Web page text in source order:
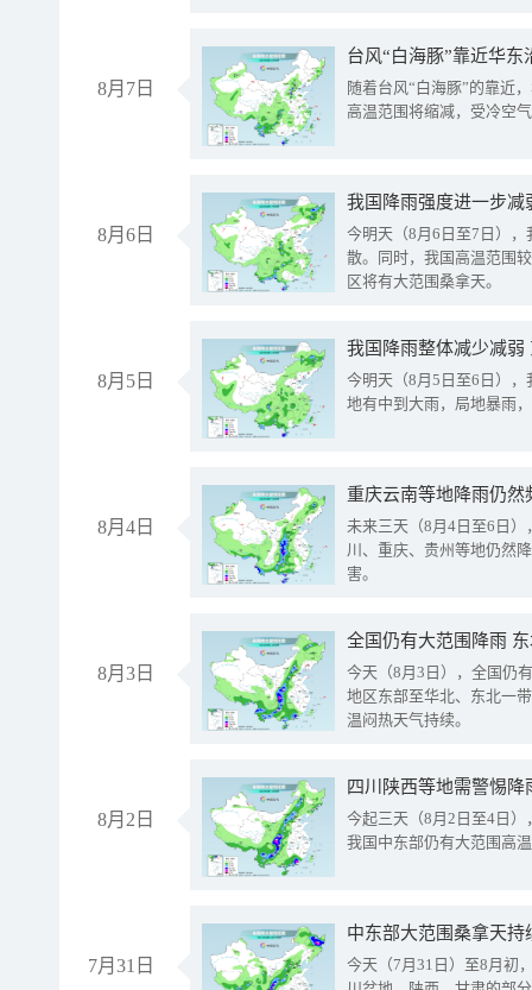
8月7日
台风“白海豚”靠近华
随着台风“白海豚”的靠近
高温范围将缩减，受冷空
8月6日
今明天（8月6日至7日）
散。同时，我国高温范围
区将有大范围桑拿天。
8月5日
我国降雨整体减少减弱
今明天（8月5日至6日）
地有中到大雨，局地暴雨
8月4日
重庆云南等地降雨仍然
未来三天（8月4日至6日
川、重庆、贵州等地仍然
害。
8月3日
全国仍有大范围降雨
今天（8月3日），全国仍
地区东部至华北、东北一
温闷热天气持续。
8月2日
今起三天（8月2日至4日
我国中东部仍有大范围高
7月31日
中东部大范围桑拿天
今天（7月31日）至8月初